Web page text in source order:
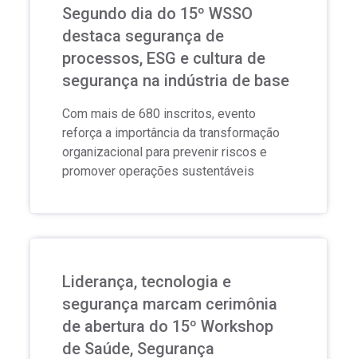
Segundo dia do 15º WSSO
destaca segurança de
processos, ESG e cultura de
segurança na indústria de base
Com mais de 680 inscritos, evento
reforça a importância da transformação
organizacional para prevenir riscos e
promover operações sustentáveis
Liderança, tecnologia e
segurança marcam cerimônia
de abertura do 15º Workshop
de Saúde, Segurança